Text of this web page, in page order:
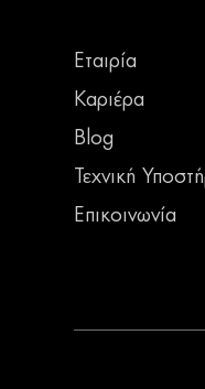
Εταιρία
Καριέρα
Blog
Τεχνική
Επικοινωνία